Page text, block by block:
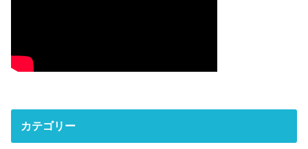
カテゴリー